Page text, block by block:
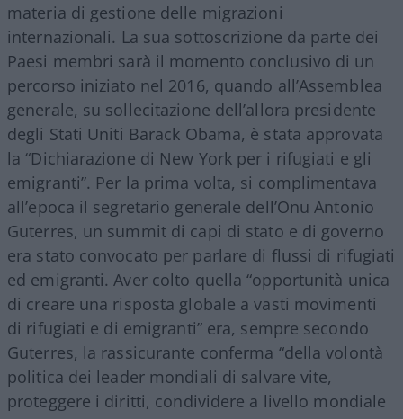
materia di gestione delle migrazioni
internazionali. La sua sottoscrizione da parte dei
Paesi membri sarà il momento conclusivo di un
percorso iniziato nel 2016, quando all’Assemblea
generale, su sollecitazione dell’allora presidente
degli Stati Uniti Barack Obama, è stata approvata
la “Dichiarazione di New York per i rifugiati e gli
emigranti”. Per la prima volta, si complimentava
all’epoca il segretario generale dell’Onu Antonio
Guterres, un summit di capi di stato e di governo
era stato convocato per parlare di flussi di rifugiati
ed emigranti. Aver colto quella “opportunità unica
di creare una risposta globale a vasti movimenti
di rifugiati e di emigranti” era, sempre secondo
Guterres, la rassicurante conferma “della volontà
politica dei leader mondiali di salvare vite,
proteggere i diritti, condividere a livello mondiale